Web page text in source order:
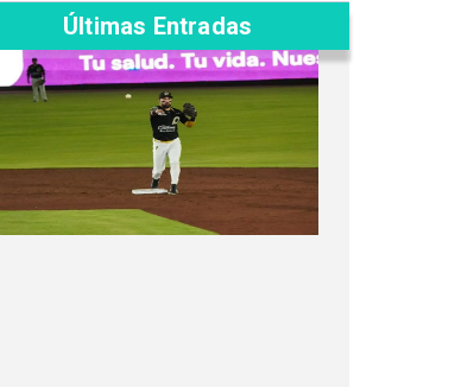
Últimas Entradas